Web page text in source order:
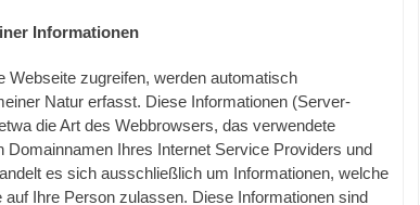
Informationen
Webseite zugreifen, werden automatisch
Natur erfasst. Diese Informationen (Server-
die Art des Webbrowsers, das verwendete
Domainnamen Ihres Internet Service Providers und
es sich ausschließlich um Informationen, welche
Ihre Person zulassen. Diese Informationen sind